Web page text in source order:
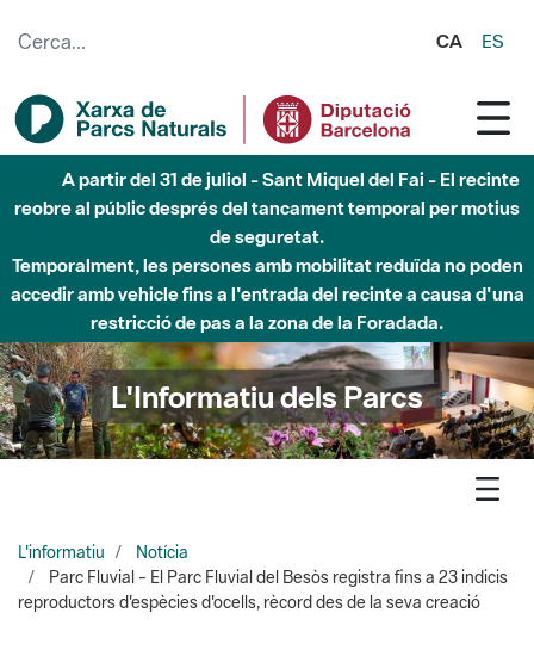
CA ES
Fins al desembre de 2026 - Parc Fluvial Besòs -
Afectacions a la llera del Parc Fluvial del Besòs degut a
obres de construcció d'una passera sobre el riu
L'Informatiu dels Parcs
L'informatiu
Notícia
Parc Fluvial - El Parc Fluvial del Besòs registra fins a 23 indicis
Parc Fluvial BesòsÉs important respectar la